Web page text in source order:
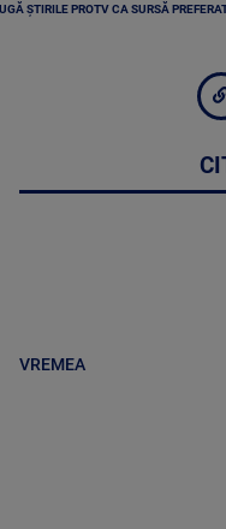
ȘTIRILE PROTV CA SURSĂ
VREMEA